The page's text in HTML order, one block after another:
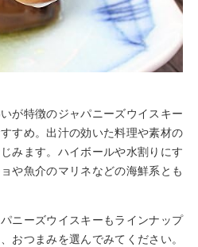
が特徴のジャパニーズウイスキー
すめ。出汁の効いた料理や素材の
みます。ハイボールや水割りにす
や魚介のマリネなどの海鮮系とも
ニーズウイスキーもラインナップ
おつまみを選んでみてください。